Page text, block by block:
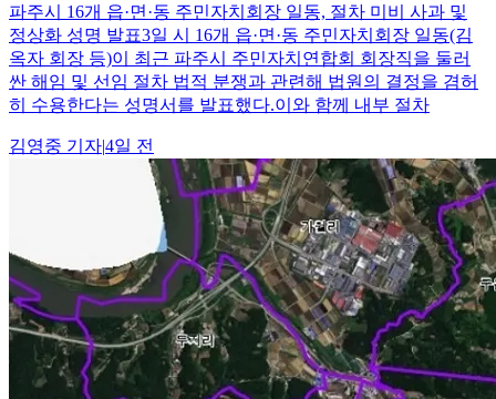
파주시 16개 읍·면·동 주민자치회장 일동, 절차 미비 사과 및
정상화 성명 발표3일 시 16개 읍·면·동 주민자치회장 일동(김
옥자 회장 등)이 최근 파주시 주민자치연합회 회장직을 둘러
싼 해임 및 선임 절차 법적 분쟁과 관련해 법원의 결정을 겸허
히 수용한다는 성명서를 발표했다.이와 함께 내부 절차
김영중 기자|4일 전